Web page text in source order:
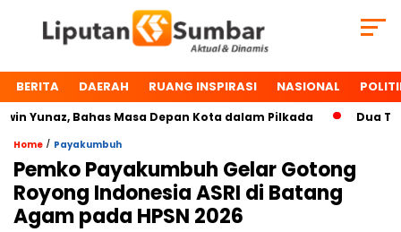
BERITA DAERAH RUANG INSPIRASI NASIONAL
Bahas Masa Depan Kota dalam Pilkada Dua
Home / Payakumbuh
Pemko Payakumbuh Gelar Gotong
Royong Indonesia ASRI di Batang
Agam pada HPSN 2026